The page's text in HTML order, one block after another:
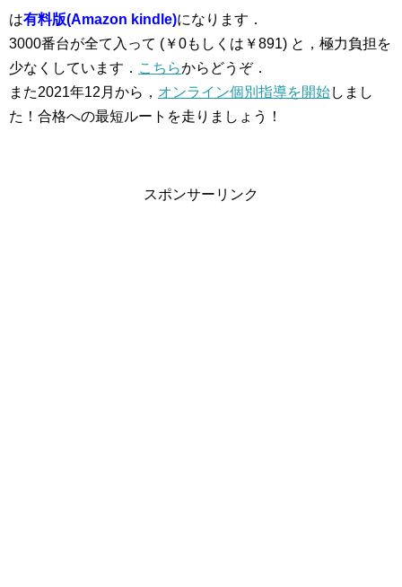
は有料版(Amazon kindle)になります．
3000番台が全て入って (￥0もしくは￥891) と，極力負担を
少なくしています． こちらからどうぞ．
また2021年12月から， オンライン個別指導を開始しまし
た！合格への最短ルートを走りましょう！
スポンサーリンク